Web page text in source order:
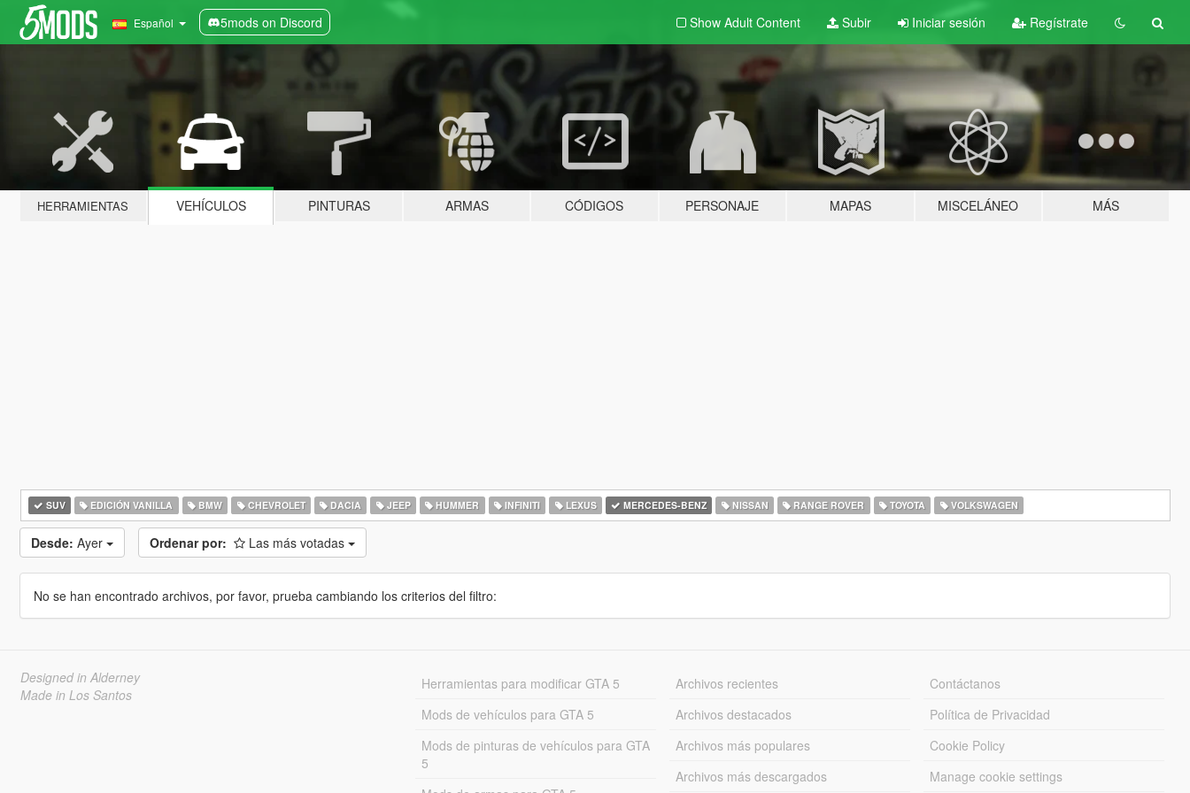
Español 5mods on Discord Show Adult Content Subir Iniciar sesión Regístrate
HERRAMIENTAS VEHÍCULOS PINTURAS ARMAS CÓDIGOS PERSONAJE MAPAS MISCELÁNEO MÁS
SUV EDICIÓN VANILLA BMW CHEVROLET DACIA JEEP HUMMER INFINITI LEXUS MERCEDES-BENZ NISSAN RANGE ROVER TOYOTA VOLKSWAGEN
Desde: Ayer Ordenar por: Las más votadas
No se han encontrado archivos, por favor, prueba cambiando los criterios del filtro:
Designed in Alderney
Made in Los Santos
Herramientas para modificar GTA 5
Mods de vehículos para GTA 5
Mods de pinturas de vehículos para GTA
5
Archivos recientes
Archivos destacados
Archivos más populares
Archivos más descargados
Contáctanos
Política de Privacidad
Cookie Policy
Manage cookie settings